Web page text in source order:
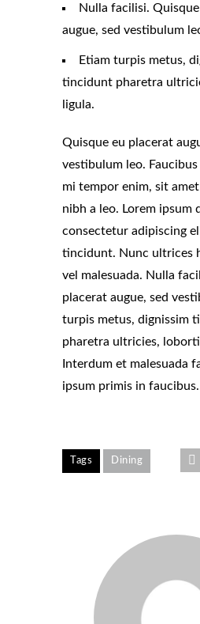
Nulla facilisi.
augue, sed vestibulum
Etiam turpis metus,
tincidunt pharetra
ligula.
Quisque eu placerat
vestibulum leo.
mi tempor enim, sit
nibh a leo. Lorem ipsum
consectetur adipiscing
tincidunt. Nunc ultrices
vel malesuada. Nulla
placerat augue, sed
turpis metus, dignissim
pharetra ultricies,
Interdum et malesuada
ipsum primis in faucibus.
Tags Dining